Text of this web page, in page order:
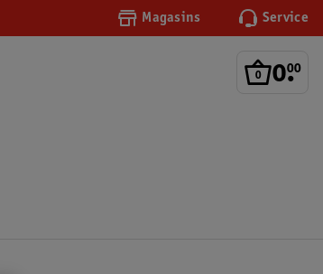
Magasins Service
0.
00